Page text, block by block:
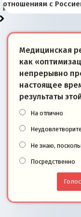
моря
победители
«переобувании»
суверенной
Анкориджа
внутренней политике
отношениям с
Медицинская
как
непрерывно
настоящее
результаты
На отлично
Не знаю,
Посредственно